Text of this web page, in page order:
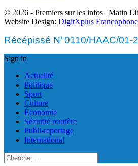
© 2026 - Premiers sur les infos | Matin
Website Design: DigitXplus Francophone
Récépissé N°0110/HAAC/01-
Sign in
Actualité
Politique
Sport
Culture
Économie
Sécurité routière
Publi-reportage
International